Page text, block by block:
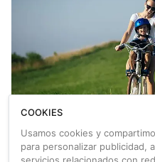
WeeRide tira la casa
dos únicos días
COOKIES
Usamos cookies y
para personalizar publicidad,